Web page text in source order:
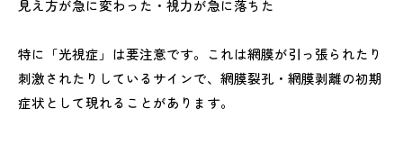
見え方が急に変わった・視力が急に落ちた
特に「光視症」は要注意です。これは網膜が引っ張られたり
刺激されたりしているサインで、網膜裂孔・網膜剥離の初期
症状として現れることがあります。